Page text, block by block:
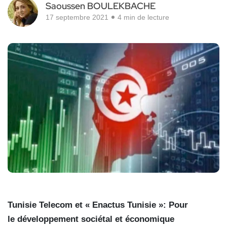
Saoussen BOULEKBACHE
17 septembre 2021 4 min de lecture
Tunisie Telecom et « Enactus Tunisie »: Pour
le développement sociétal et économique